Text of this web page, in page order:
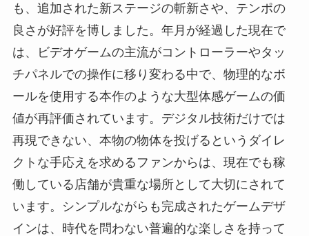
も、追加された新ステージの斬新さや、テンポの
良さが好評を博しました。年月が経過した現在で
は、ビデオゲームの主流がコントローラーやタッ
チパネルでの操作に移り変わる中で、物理的なボ
ールを使用する本作のような大型体感ゲームの価
値が再評価されています。デジタル技術だけでは
再現できない、本物の物体を投げるというダイレ
クトな手応えを求めるファンからは、現在でも稼
働している店舗が貴重な場所として大切にされて
います。シンプルながらも完成されたゲームデザ
インは、時代を問わない普遍的な楽しさを持って